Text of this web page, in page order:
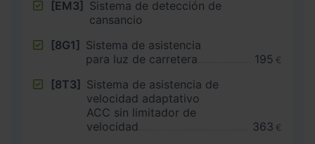
[EM3] Sistema de detección de
cansancio
[8G1] Sistema de asistencia
para luz de carretera
195 €
[8T3] Sistema de asistencia de
velocidad adaptativo
ACC sin limitador de
velocidad
363 €